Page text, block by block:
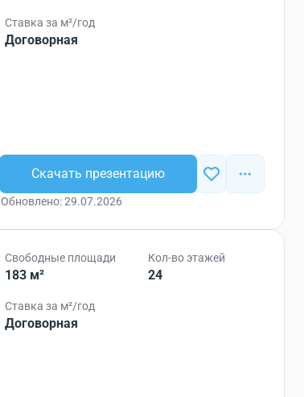
Ставка за м²/год
Договорная
Скачать презентацию
Обновлено: 29.07.2026
Свободные площади
183 м²
Кол-во этажей
24
Ставка за м²/год
Договорная